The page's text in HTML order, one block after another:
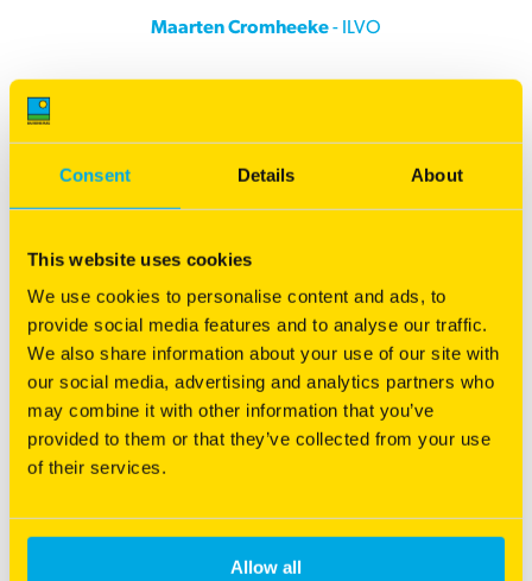
Consent Details About
This website uses cookies
We use cookies to personalise content and ads, to
provide social media features and to analyse our traffic.
We also share information about your use of our site with
our social media, advertising and analytics partners who
may combine it with other information that you’ve
provided to them or that they’ve collected from your use
of their services.
Allow all
Maarten Cromheeke- ILVO
Rietzwenk zou minder smakelijk zijn. Koeien
zouden er minder van eten en minder melk
van geven. Kan deze mythe overboord?
“Absoluut! Melkveehouders hoeven totaal geen schrik te
hebben voor het toepassen van rietzwenk. In de rantsoenen
die we onderzocht hebben met 60 procent drogestof uit
grasklaver, 30 procent droge stof mais en 10 procent droge
stof perspulp, zagen we geen opnameverschillen. Wat
overblijft zijn alleen ecologische en economische voordelen
van rietzwenk in combinatie met rode klaver. Ik durf zeker te
stellen dat alle mythes over rietzwenk overboord kunnen.”